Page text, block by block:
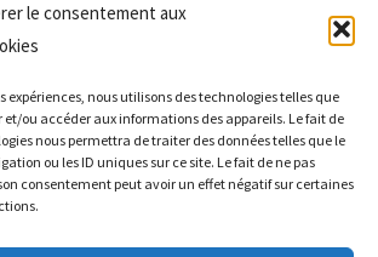
le consentement aux
expériences, nous utilisons des technologies telles que
et/ou accéder aux informations des appareils. Le fait de
nous permettra de traiter des données telles que le
ou les ID uniques sur ce site. Le fait de ne pas
consentement peut avoir un effet négatif sur certaines